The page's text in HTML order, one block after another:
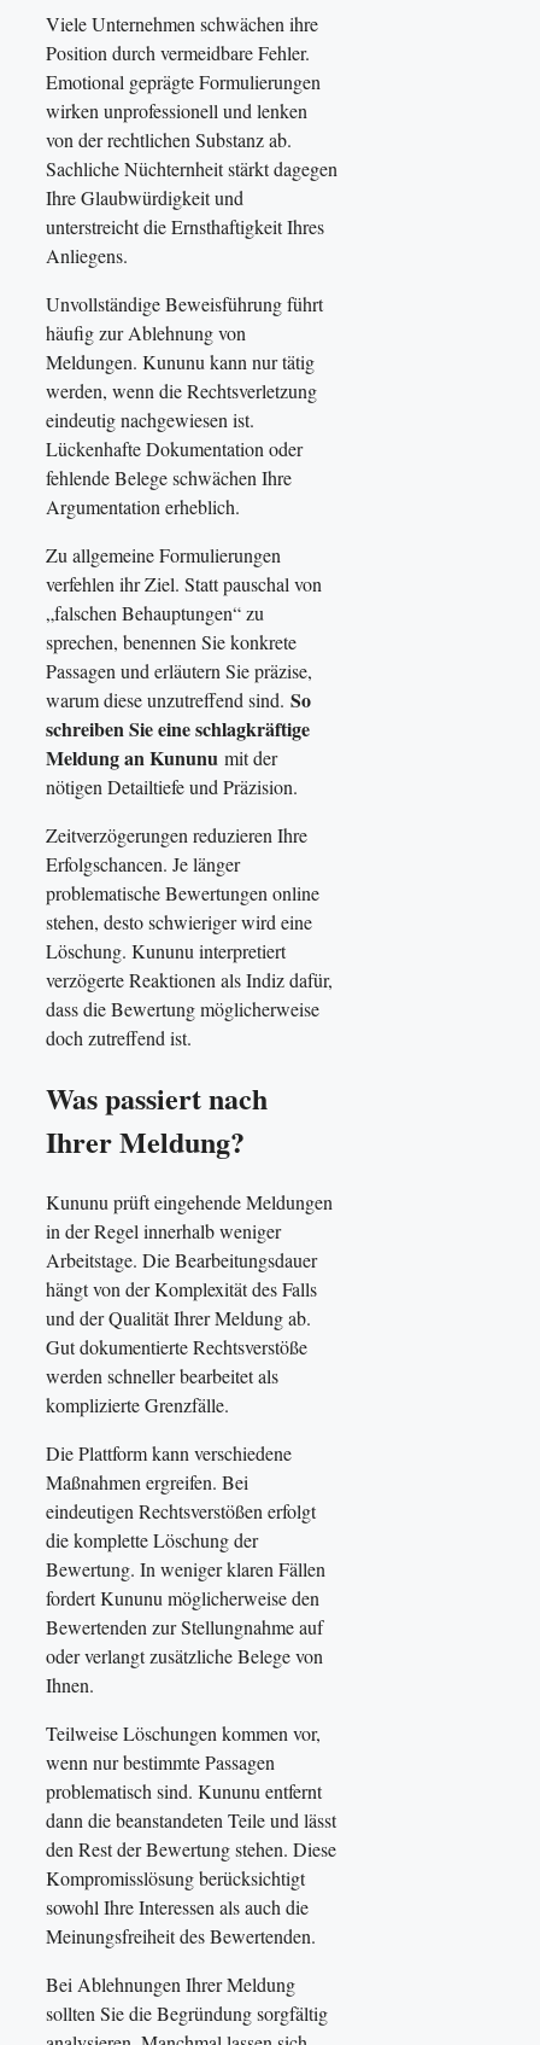
Viele Unternehmen schwächen ihre
Position durch vermeidbare Fehler.
Emotional geprägte Formulierungen
wirken unprofessionell und lenken
von der rechtlichen Substanz ab.
Sachliche Nüchternheit stärkt dagegen
Ihre Glaubwürdigkeit und
unterstreicht die Ernsthaftigkeit Ihres
Anliegens.
Unvollständige Beweisführung führt
häufig zur Ablehnung von
Meldungen. Kununu kann nur tätig
werden, wenn die Rechtsverletzung
eindeutig nachgewiesen ist.
Lückenhafte Dokumentation oder
fehlende Belege schwächen Ihre
Argumentation erheblich.
Zu allgemeine Formulierungen
verfehlen ihr Ziel. Statt pauschal von
„falschen Behauptungen“ zu
sprechen, benennen Sie konkrete
Passagen und erläutern Sie präzise,
warum diese unzutreffend sind. So
schreiben Sie eine schlagkräftige
Meldung an Kununu mit der
nötigen Detailtiefe und Präzision.
Zeitverzögerungen reduzieren Ihre
Erfolgschancen. Je länger
problematische Bewertungen online
stehen, desto schwieriger wird eine
Löschung. Kununu interpretiert
verzögerte Reaktionen als Indiz dafür,
dass die Bewertung möglicherweise
doch zutreffend ist.
Was passiert nach
Ihrer Meldung?
Kununu prüft eingehende Meldungen
in der Regel innerhalb weniger
Arbeitstage. Die Bearbeitungsdauer
hängt von der Komplexität des Falls
und der Qualität Ihrer Meldung ab.
Gut dokumentierte Rechtsverstöße
werden schneller bearbeitet als
komplizierte Grenzfälle.
Die Plattform kann verschiedene
Maßnahmen ergreifen. Bei
eindeutigen Rechtsverstößen erfolgt
die komplette Löschung der
Bewertung. In weniger klaren Fällen
fordert Kununu möglicherweise den
Bewertenden zur Stellungnahme auf
oder verlangt zusätzliche Belege von
Ihnen.
Teilweise Löschungen kommen vor,
wenn nur bestimmte Passagen
problematisch sind. Kununu entfernt
dann die beanstandeten Teile und lässt
den Rest der Bewertung stehen. Diese
Kompromisslösung berücksichtigt
sowohl Ihre Interessen als auch die
Meinungsfreiheit des Bewertenden.
Bei Ablehnungen Ihrer Meldung
sollten Sie die Begründung sorgfältig